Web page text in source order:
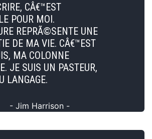
CÂ€™EST
POUR MOI.
REPRÃ©SENTE UNE
DE MA VIE. CÂ€™EST
MA COLONNE
JE SUIS UN PASTEUR,
LANGAGE.
- Jim Harrison -